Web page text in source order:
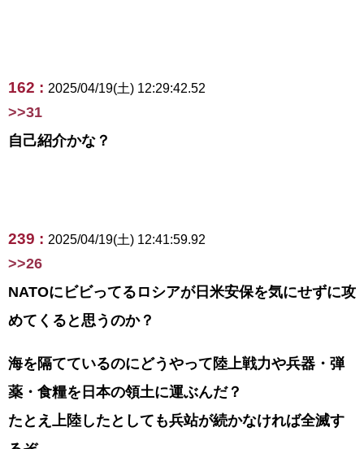
162 : 2025/04/19(土) 12:29:42.52
>>31
自己紹介かな？
239 : 2025/04/19(土) 12:41:59.92
>>26
NATOにビビってるロシアが日米安保を気にせずに攻
めてくると思うのか？
海を隔てているのにどうやって陸上戦力や兵器・弾
薬・食糧を日本の領土に運ぶんだ？
たとえ上陸したとしても兵站が続かなければ全滅す